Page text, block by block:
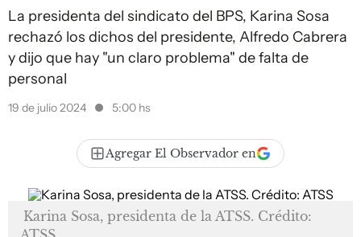
La presidenta del sindicato del BPS, Karina Sosa
rechazó los dichos del presidente, Alfredo Cabrera
y dijo que hay "un claro problema" de falta de
personal
19 de julio 2024 5:00 hs
Agregar El Observador en
Karina Sosa, presidenta de la ATSS. Crédito: